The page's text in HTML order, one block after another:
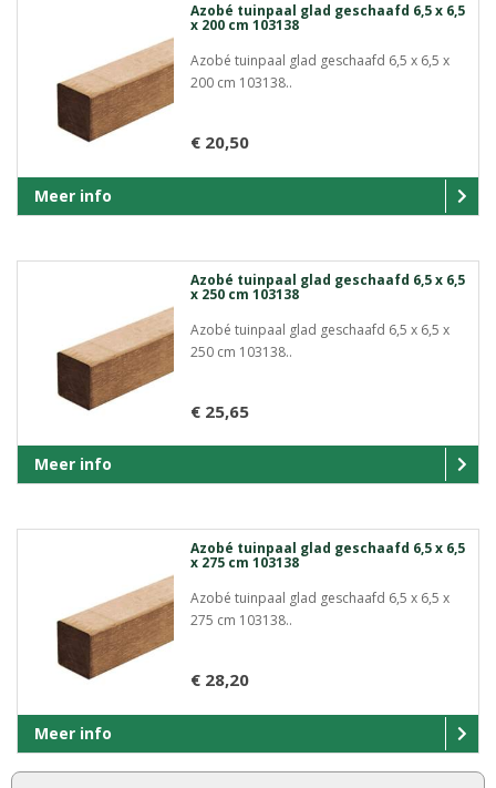
Azobé tuinpaal glad geschaafd 6,5 x 6,5
x 200 cm 103138
Azobé tuinpaal glad geschaafd 6,5 x 6,5 x
200 cm 103138..
€ 20,50
Meer info
Azobé tuinpaal glad geschaafd 6,5 x 6,5
x 250 cm 103138
Azobé tuinpaal glad geschaafd 6,5 x 6,5 x
250 cm 103138..
€ 25,65
Meer info
Azobé tuinpaal glad geschaafd 6,5 x 6,5
x 275 cm 103138
Azobé tuinpaal glad geschaafd 6,5 x 6,5 x
275 cm 103138..
€ 28,20
Meer info